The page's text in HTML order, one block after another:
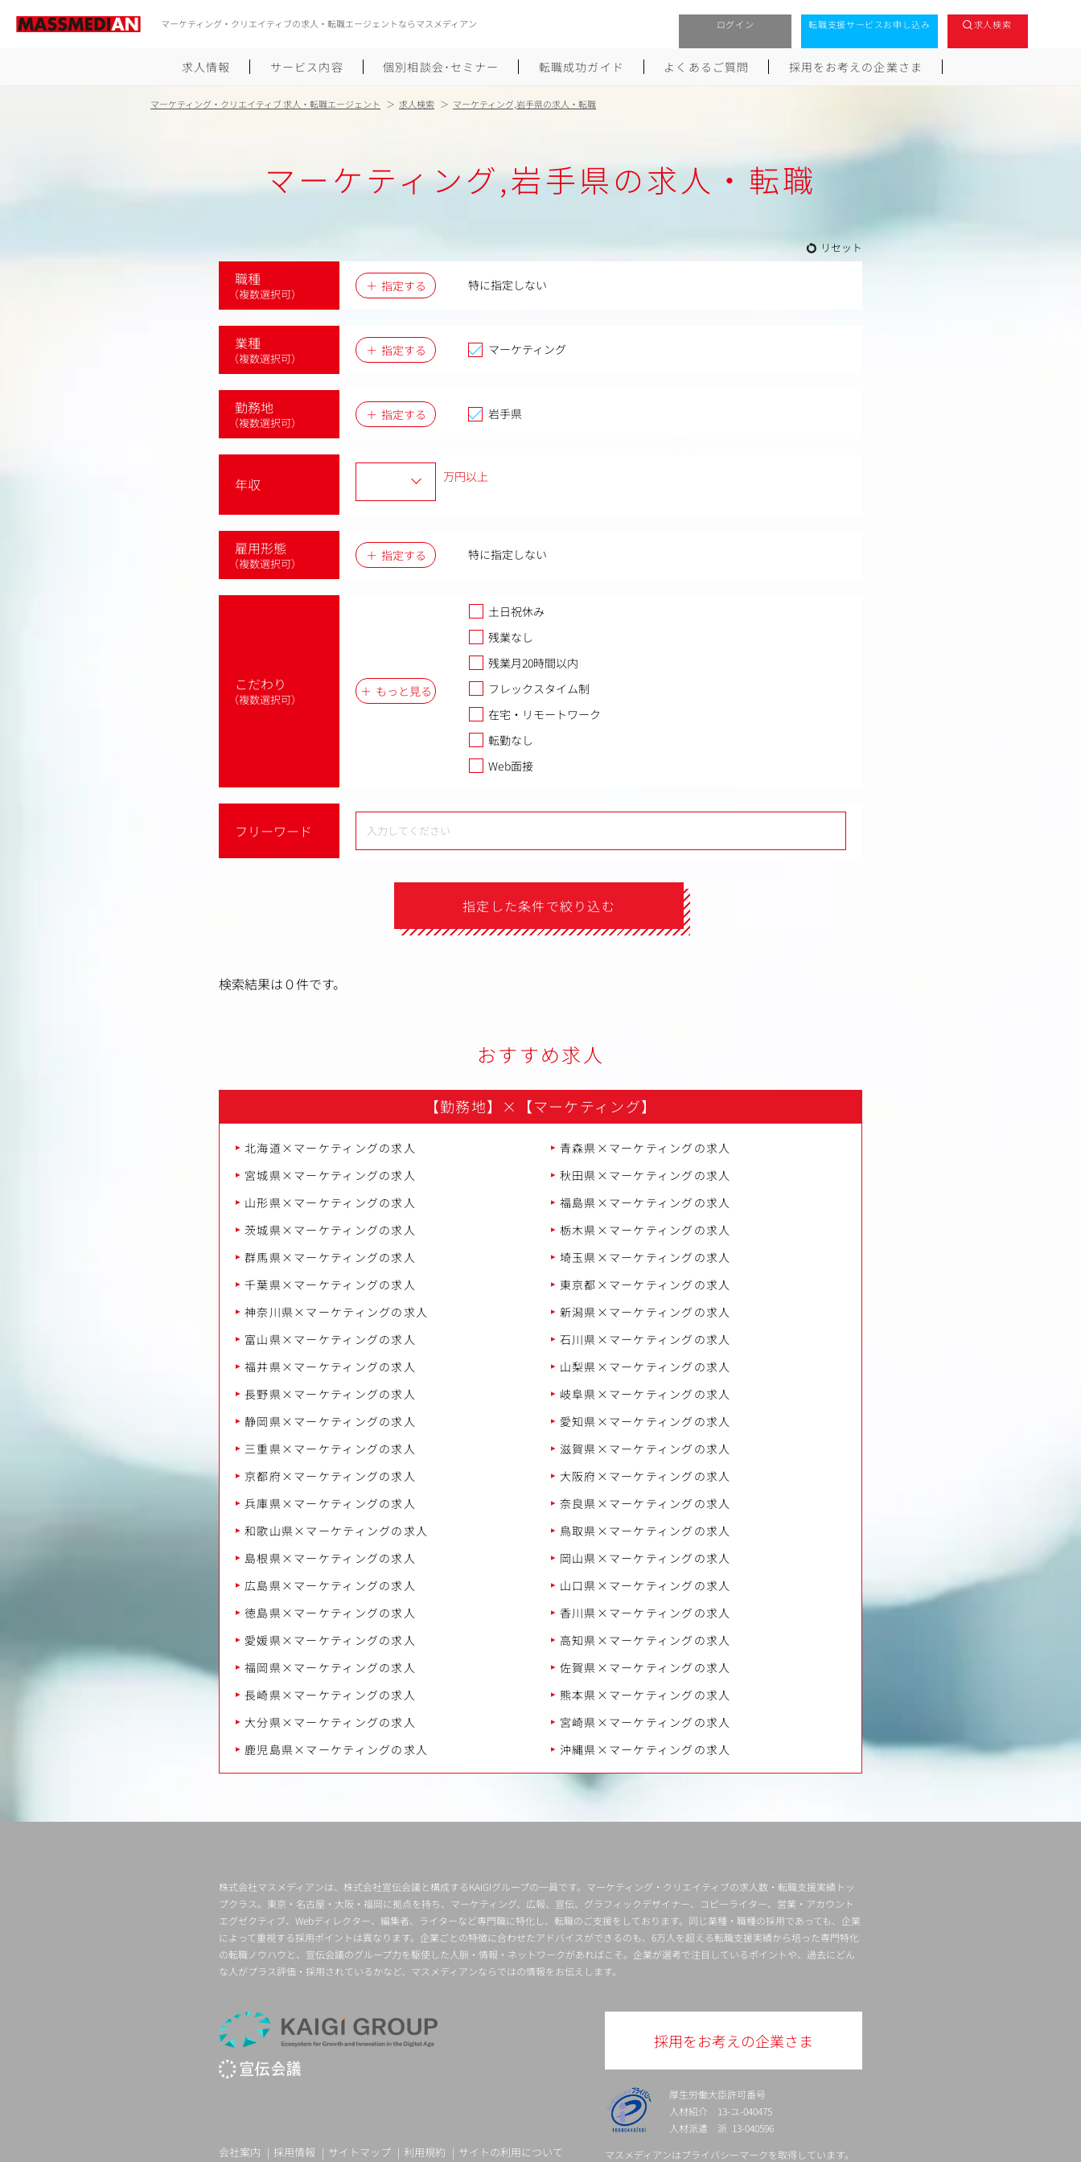
マーケティング・クリエイティブの求人・転職エージェントならマスメディアン ログイン 転職支援サービスお申し込み 求人検索
求人情報 サービス内容 個別相談会･セミナー 転職成功ガイド
履歴書のつくり方
面接対策
大手広告会社への転職
よくあるご質問 採用をお考えの企業さま
マーケティング・クリエイティブ 求人・転職エージェント 求人検索 マーケティング,岩手県の求人・転職
マーケティング,岩手県の求人・転職
リセット
職種
（複数選択可）
指定する 特に指定しない
業種
（複数選択可）
指定する マーケティング
勤務地
（複数選択可）
指定する 岩手県
年収 万円以上
雇用形態
（複数選択可）
指定する 特に指定しない
こだわり
（複数選択可）
もっと見る
土日祝休み
残業なし
残業月20時間以内
フレックスタイム制
在宅・リモートワーク
転勤なし
Web面接
フリーワード
指定した条件で絞り込む
検索結果は０件です。
おすすめ求人
【勤務地】 × 【マーケティング】
北海道×マーケティングの求人
青森県×マーケティングの求人
宮城県×マーケティングの求人
秋田県×マーケティングの求人
山形県×マーケティングの求人
福島県×マーケティングの求人
茨城県×マーケティングの求人
栃木県×マーケティングの求人
群馬県×マーケティングの求人
埼玉県×マーケティングの求人
千葉県×マーケティングの求人
東京都×マーケティングの求人
神奈川県×マーケティングの求人
新潟県×マーケティングの求人
富山県×マーケティングの求人
石川県×マーケティングの求人
福井県×マーケティングの求人
山梨県×マーケティングの求人
長野県×マーケティングの求人
岐阜県×マーケティングの求人
静岡県×マーケティングの求人
愛知県×マーケティングの求人
三重県×マーケティングの求人
滋賀県×マーケティングの求人
京都府×マーケティングの求人
大阪府×マーケティングの求人
兵庫県×マーケティングの求人
奈良県×マーケティングの求人
和歌山県×マーケティングの求人
鳥取県×マーケティングの求人
島根県×マーケティングの求人
岡山県×マーケティングの求人
広島県×マーケティングの求人
山口県×マーケティングの求人
徳島県×マーケティングの求人
香川県×マーケティングの求人
愛媛県×マーケティングの求人
高知県×マーケティングの求人
福岡県×マーケティングの求人
佐賀県×マーケティングの求人
長崎県×マーケティングの求人
熊本県×マーケティングの求人
大分県×マーケティングの求人
宮崎県×マーケティングの求人
鹿児島県×マーケティングの求人
沖縄県×マーケティングの求人
株式会社マスメディアンは、株式会社宣伝会議と構成するKAIGIグループの一員です。マーケティング・クリエイティブの求人数・転職支援実績トッ
プクラス。東京・名古屋・大阪・福岡に拠点を持ち、マーケティング、広報、宣伝、グラフィックデザイナー、コピーライター、営業・アカウント
エグゼクティブ、Webディレクター、編集者、ライターなど専門職に特化し、転職のご支援をしております。同じ業種・職種の採用であっても、企業
によって重視する採用ポイントは異なります。企業ごとの特徴に合わせたアドバイスができるのも、6万人を超える転職支援実績から培った専門特化
の転職ノウハウと、宣伝会議のグループ力を駆使した人脈・情報・ネットワークがあればこそ。企業が選考で注目しているポイントや、過去にどん
な人がプラス評価・採用されているかなど、マスメディアンならではの情報をお伝えします。
採用をお考えの企業さま
厚生労働大臣許可番号
人材紹介 13-ユ-040475
人材派遣 派 13-040596
マスメディアンはプライバシーマークを取得しています。
会社案内 採用情報 サイトマップ 利用規約 サイトの利用について